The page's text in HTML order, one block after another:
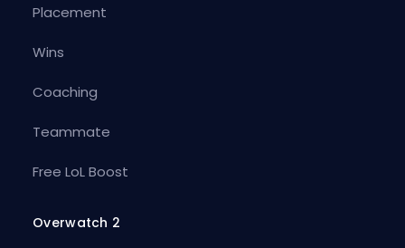
Placement
Wins
Coaching
Teammate
Free LoL Boost
Overwatch 2